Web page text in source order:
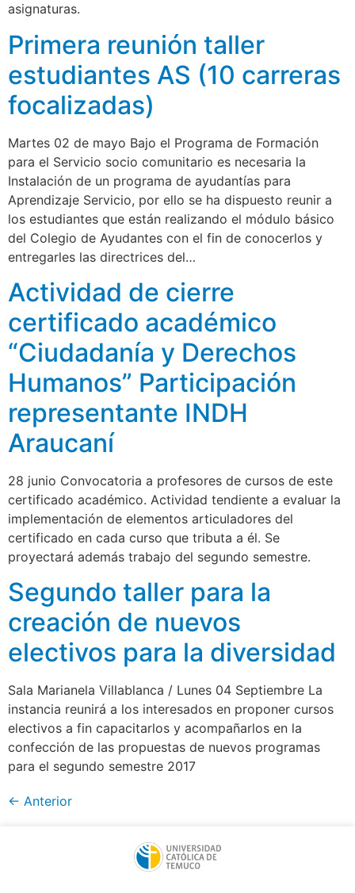
asignaturas.
Primera reunión taller
estudiantes AS (10 carreras
focalizadas)
Martes 02 de mayo Bajo el Programa de Formación
para el Servicio socio comunitario es necesaria la
Instalación de un programa de ayudantías para
Aprendizaje Servicio, por ello se ha dispuesto reunir a
los estudiantes que están realizando el módulo básico
del Colegio de Ayudantes con el fin de conocerlos y
entregarles las directrices del…
Actividad de cierre
certificado académico
“Ciudadanía y Derechos
Humanos” Participación
representante INDH
Araucaní
28 junio Convocatoria a profesores de cursos de este
certificado académico. Actividad tendiente a evaluar la
implementación de elementos articuladores del
certificado en cada curso que tributa a él. Se
proyectará además trabajo del segundo semestre.
Segundo taller para la
creación de nuevos
electivos para la diversidad
Sala Marianela Villablanca / Lunes 04 Septiembre La
instancia reunirá a los interesados en proponer cursos
electivos a fin capacitarlos y acompañarlos en la
confección de las propuestas de nuevos programas
para el segundo semestre 2017
← Anterior